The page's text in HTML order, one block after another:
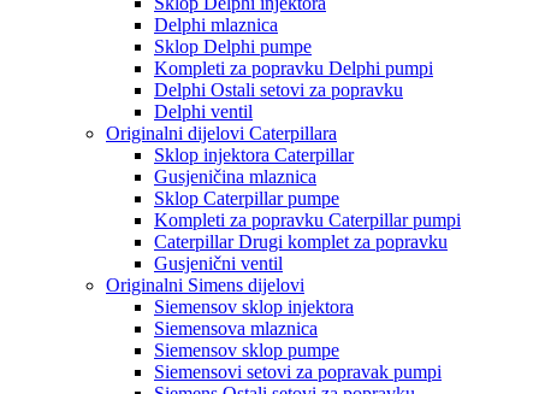
Delphi mlaznica
Sklop Delphi pumpe
Kompleti za popravku Delphi pumpi
Delphi Ostali setovi za popravku
Delphi ventil
Originalni dijelovi Caterpillara
Sklop injektora Caterpillar
Gusjeničina mlaznica
Sklop Caterpillar pumpe
Kompleti za popravku Caterpillar pumpi
Caterpillar Drugi komplet za popravku
Gusjenični ventil
Originalni Simens dijelovi
Siemensov sklop injektora
Siemensova mlaznica
Siemensov sklop pumpe
Siemensovi setovi za popravak pumpi